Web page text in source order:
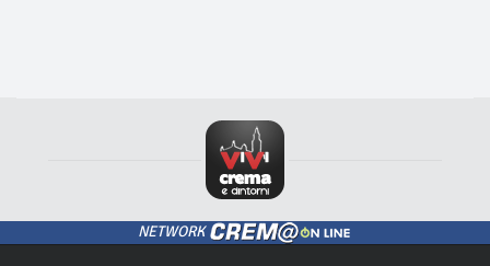
NETWORK